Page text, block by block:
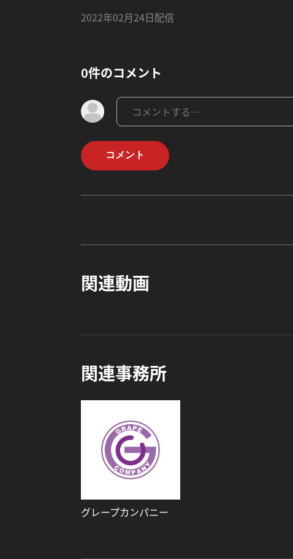
2022年02月24日配信
0件のコメント
コメント
関連動画
関連事務所
グレープカンパニー